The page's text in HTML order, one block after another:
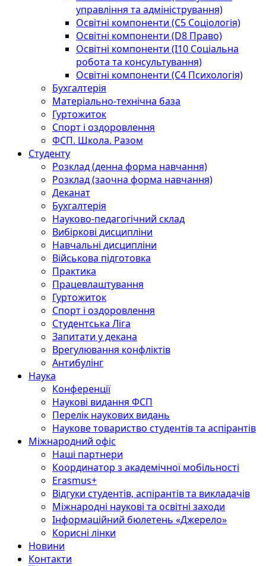
управління та адміністрування)
Освітні компоненти (С5 Соціологія)
Освітні компоненти (D8 Право)
Освітні компоненти (I10 Соціальна
робота та консультування)
Освітні компоненти (С4 Психологія)
Бухгалтерія
Матеріально-технічна база
Гуртожиток
Спорт і оздоровлення
ФСП. Школа. Разом
Студенту
Розклад (денна форма навчання)
Розклад (заочна форма навчання)
Деканат
Бухгалтерія
Науково-педагогічний склад
Вибіркові дисципліни
Навчальні дисципліни
Військова підготовка
Практика
Працевлаштування
Гуртожиток
Спорт і оздоровлення
Студентська Ліга
Запитати у декана
Врегулювання конфліктів
Антибулінг
Наука
Конференції
Наукові видання ФСП
Перелік наукових видань
Наукове товариство студентів та аспірантів
Міжнародний офіс
Наші партнери
Координатор з академічної мобільності
Erasmus+
Відгуки студентів, аспірантів та викладачів
Міжнародні наукові та освітні заходи
Інформаційний бюлетень «Джерело»
Корисні лінки
Новини
Контакти